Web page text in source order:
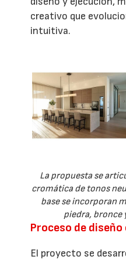
creativo que
intuitiva.
La propuesta se
cromática de tonos
base se incorporan
piedra, bronce
Proceso de
El proyecto se